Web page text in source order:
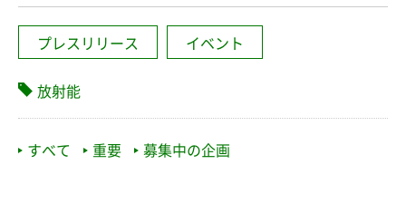
プレスリリース イベント
放射能
すべて 重要 募集中の企画